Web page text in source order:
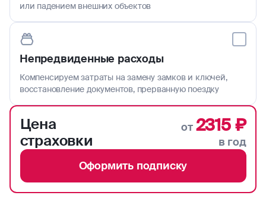
Цена
страховки
от 2315 ₽
в год
Оформить подписку
или падением внешних объектов
Непредвиденные расходы
Компенсируем затраты на замену замков и ключей,
восстановление документов, прерванную поездку